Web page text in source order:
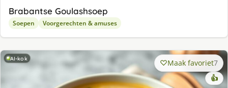
Brabantse Goulashsoep
Soepen Voorgerechten & amuses
AI-kok Maak favoriet7
👍